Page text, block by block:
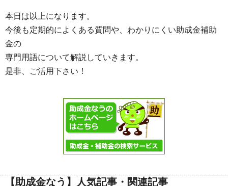
本日は以上になります。
今後も定期的によくある質問や、わかりにくい助成金補助
金の
専門用語について解説していきます。
是非、ご活用下さい！
【助成金なう】人気記事・関連記事